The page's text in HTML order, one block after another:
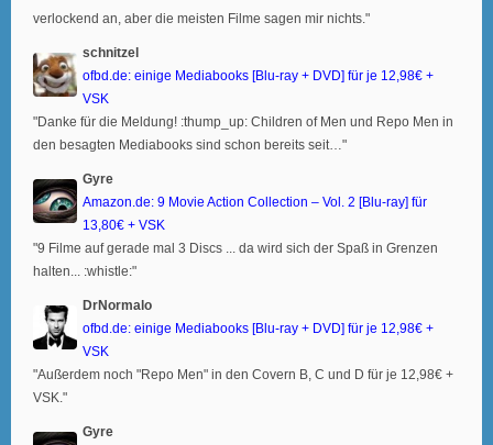
verlockend an, aber die meisten Filme sagen mir nichts."
schnitzel
ofbd.de: einige Mediabooks [Blu-ray + DVD] für je 12,98€ +
VSK
"Danke für die Meldung! :thump_up: Children of Men und Repo Men in
den besagten Mediabooks sind schon bereits seit…"
Gyre
Amazon.de: 9 Movie Action Collection – Vol. 2 [Blu-ray] für
13,80€ + VSK
"9 Filme auf gerade mal 3 Discs ... da wird sich der Spaß in Grenzen
halten... :whistle:"
DrNormalo
ofbd.de: einige Mediabooks [Blu-ray + DVD] für je 12,98€ +
VSK
"Außerdem noch "Repo Men" in den Covern B, C und D für je 12,98€ +
VSK."
Gyre